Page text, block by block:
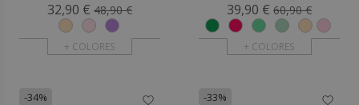
32,90 € 48,90 €
+ COLORES
39,90 € 60,90 €
+ COLORES
-34% -33%